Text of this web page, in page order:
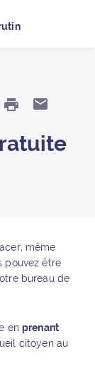
« Service
«
IMPRIMER
même
pouvez être
bureau de
enprenant
citoyen au